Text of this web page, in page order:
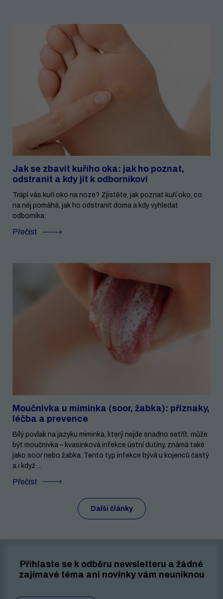
Jak se zbavit kuřího oka: jak ho poznat,
odstranit a kdy jít k odborníkovi
Trápí vás kuří oko na noze? Zjistěte, jak poznat kuří oko, co
na něj pomáhá, jak ho odstranit doma a kdy vyhledat
odborníka.
Přečíst
Moučnivka u miminka (soor, žabka): příznaky,
léčba a prevence
Bílý povlak na jazyku miminka, který nejde snadno setřít, může
být moučnivka – kvasinková infekce ústní dutiny, známá také
jako soor nebo žabka. Tento typ infekce bývá u kojenců častý
a i když ...
Přečíst
Další články
Přihlaste se k odběru newsletteru a žádné
zajímavé téma ani novinky vám neuniknou